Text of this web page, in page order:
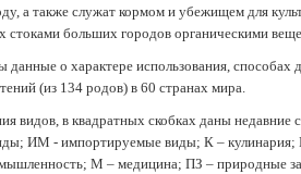
а также служат кормом и убежищем для
стоками больших городов органическими
о характере использования,
(из 134 родов) в 60 странах мира.
видов, в квадратных скобках даны
ИМ - импортируемые виды; К –
М – медицина; ПЗ – природные